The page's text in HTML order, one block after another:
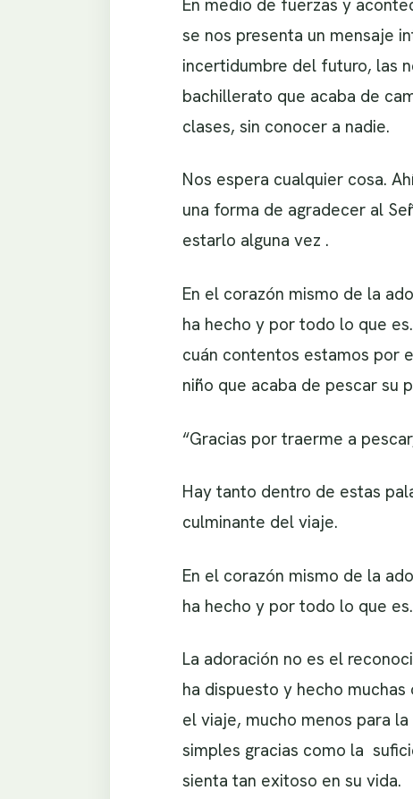
En medio de fuerzas y
se nos presenta un mensaje
incertidumbre del futuro, las
bachillerato que acaba de
clases, sin conocer a nadie.
Nos espera cualquier cosa.
una forma de agradecer al
estarlo alguna vez .
En el corazón mismo de la
ha hecho y por todo lo que
cuán contentos estamos por
niño que acaba de pescar su
“Gracias por traerme a
Hay tanto dentro de estas
culminante del viaje.
En el corazón mismo de la
ha hecho y por todo lo que es.
La adoración no es el
ha dispuesto y hecho
el viaje, mucho menos para
simples gracias como la
sienta tan exitoso en su vida.